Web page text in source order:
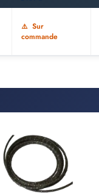
Sur
commande